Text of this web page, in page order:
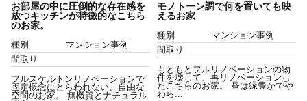
お部屋の中に圧倒的な存在感を
放つキッチンが特徴的なこちら
のお家。
種別
マンション事例
間取り
フルスケルトンリノベーションで
固定概念にとらわれない、自由な
空間のお家。 無機質とナチュラル
モノトーン調で何を置いても映
えるお家
種別
マンション事例
間取り
もともとフルリノベーションの物
件を壊して、再リノベーションし
たこちらのお家。 昼は緑豊かでや
わら...